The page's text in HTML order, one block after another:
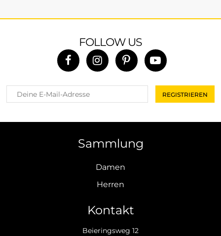
FOLLOW US
Sammlung
Damen
Herren
Kontakt
Beieringsweg 12